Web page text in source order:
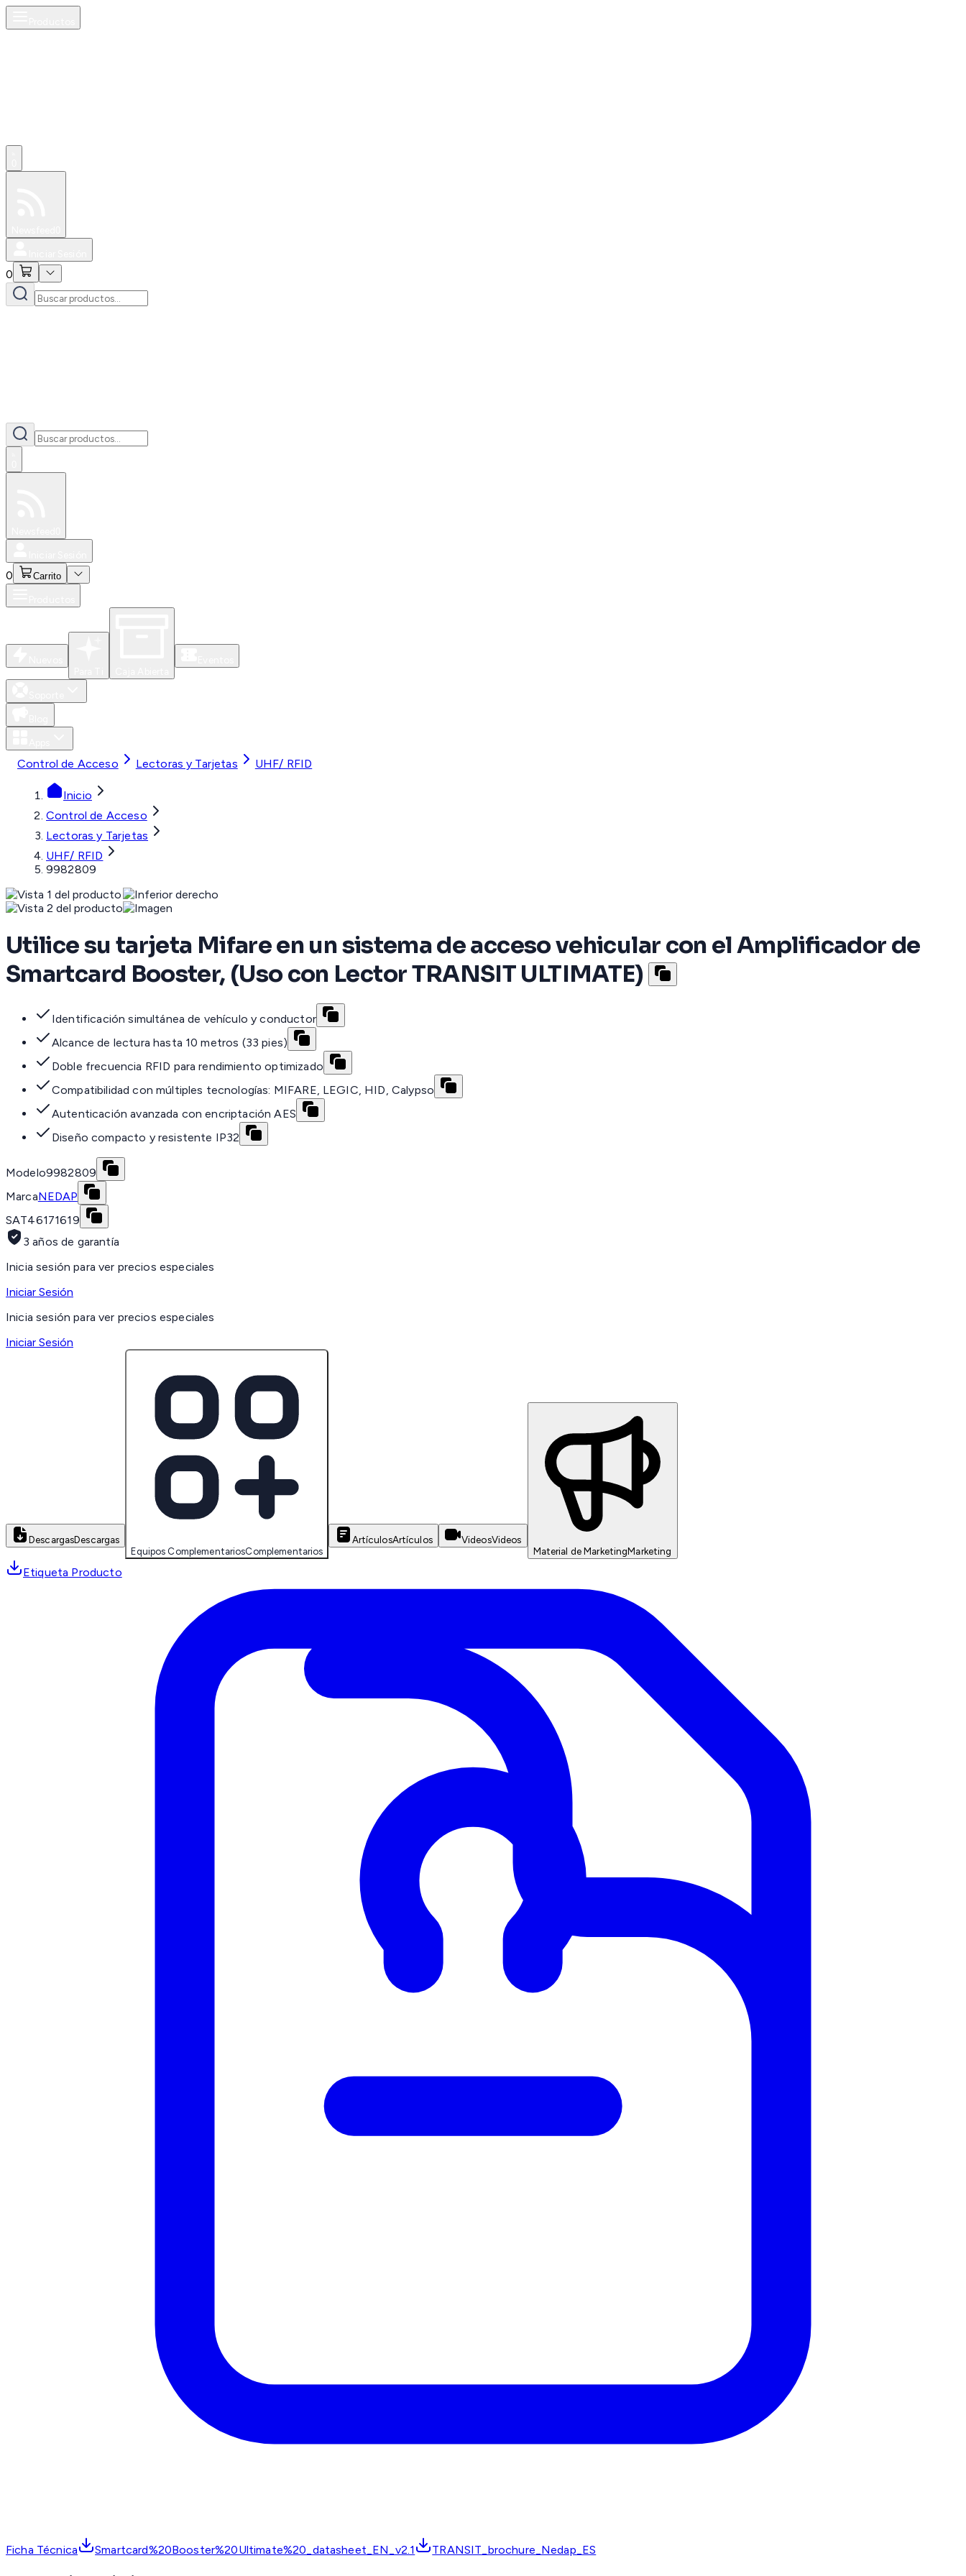
0
0 Carrito
Control de Acceso Lectoras y Tarjetas UHF/ RFID
Inicio
Control de Acceso
Lectoras y Tarjetas
UHF/ RFID
9982809
Utilice su tarjeta Mifare en un sistema de acceso vehicular con el Amplificador de
Smartcard Booster, (Uso con Lector TRANSIT ULTIMATE)
Identificación simultánea de vehículo y conductor
Alcance de lectura hasta 10 metros (33 pies)
Doble frecuencia RFID para rendimiento optimizado
Compatibilidad con múltiples tecnologías: MIFARE, LEGIC, HID, Calypso
Autenticación avanzada con encriptación AES
Diseño compacto y resistente IP32
Modelo9982809
MarcaNEDAP
SAT46171619
3 años de garantía
Inicia sesión para ver precios especiales
Iniciar Sesión
Inicia sesión para ver precios especiales
Iniciar Sesión
DescargasDescargas
Equipos ComplementariosComplementarios
ArtículosArtículos VideosVideos
Material de MarketingMarketing
Etiqueta Producto
Ficha Técnica Smartcard%20Booster%20Ultimate%20_datasheet_EN_v2.1 TRANSIT_brochure_Nedap_ES